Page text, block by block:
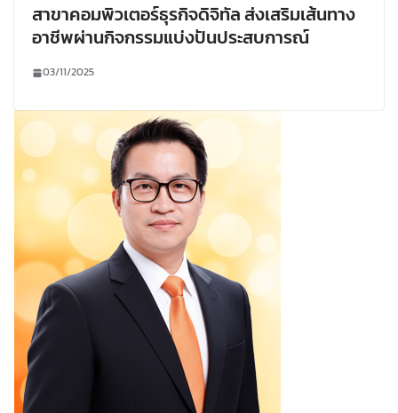
สาขาคอมพิวเตอร์ธุรกิจดิจิทัล ส่งเสริมเส้นทาง
อาชีพผ่านกิจกรรมแบ่งปันประสบการณ์
03/11/2025